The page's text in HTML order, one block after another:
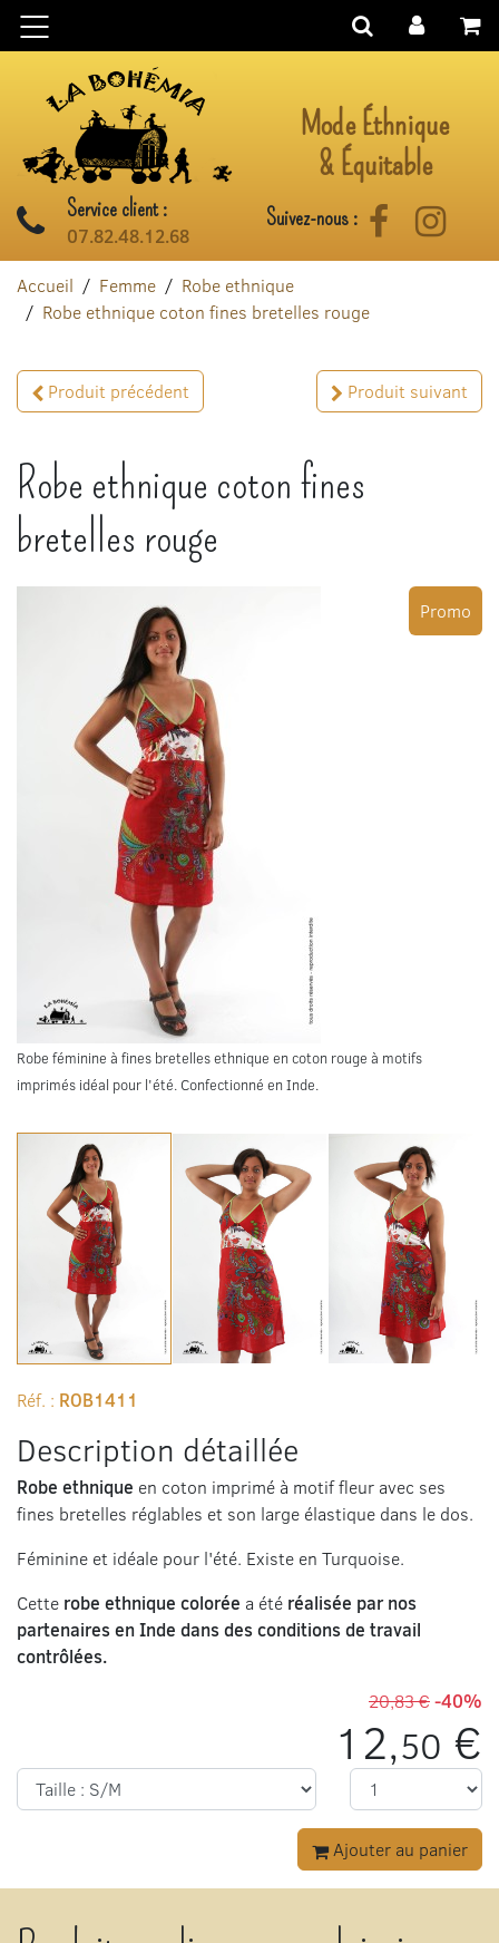
Aller au contenu
Mode Éthnique
& Équitable
Service client :
07.82.48.12.68
Suivez-nous : Facebook
Accueil Femme
Robe ethnique
Robe ethnique coton fines bretelles rouge
Produit précédent Produit suivant
Robe ethnique coton fines
bretelles rouge
Réf. : ROB1411
Description détaillée
Robe ethnique en coton imprimé à motif fleur avec ses
fines bretelles réglables et son large élastique dans le dos.
Féminine et idéale pour l'été. Existe en Turquoise.
Cette robe ethnique colorée a été réalisée par nos
partenaires en Inde dans des conditions de travail
contrôlées.
20,83 €-40%
12,50 €
Ajouter au panier
Robe féminine à fines bretelles ethnique en coton rouge à motifs
imprimés idéal pour l'été. Confectionné en Inde.
Promo